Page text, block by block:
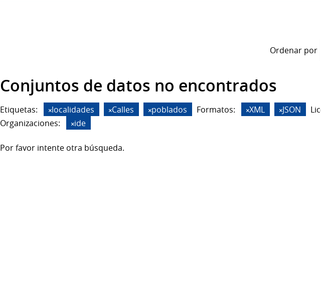
Ordenar por
Conjuntos de datos no encontrados
Etiquetas: localidades Calles poblados Formatos: XML JSON
Organizaciones:
ide
Por favor intente otra búsqueda.